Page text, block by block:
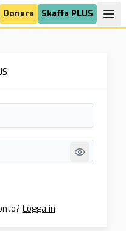
Donera Skaffa PLUS
Logga in